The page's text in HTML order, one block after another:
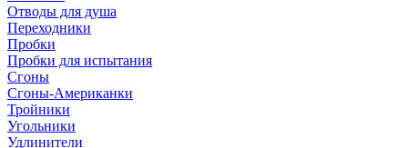
Отводы для душа
Переходники
Пробки
Пробки для испытания
Сгоны
Сгоны-Американки
Тройники
Угольники
Удлинители